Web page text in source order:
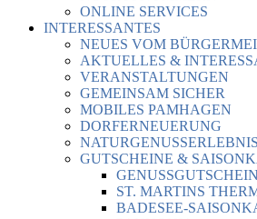
ONLINE SERVICES
INTERESSANTES
NEUES VOM
AKTUELLES &
VERANSTALTUNGEN
GEMEINSAM SICHER
MOBILES PAMHAGEN
DORFERNEUERUNG
GUTSCHEINE &
ST. MARTINS
BADESEE-